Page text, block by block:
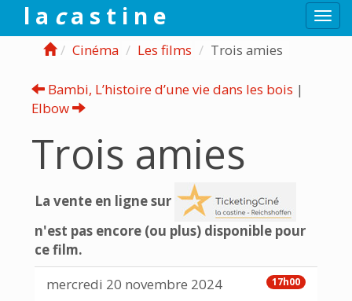
l a ca s t i n e
Cinéma Les films Trois amies
Bambi, L’histoire d’une vie dans les bois |
Elbow
Trois amies
La vente en ligne sur
n'est pas encore (ou plus) disponible pour
ce film.
17h00
mercredi 20 novembre 2024